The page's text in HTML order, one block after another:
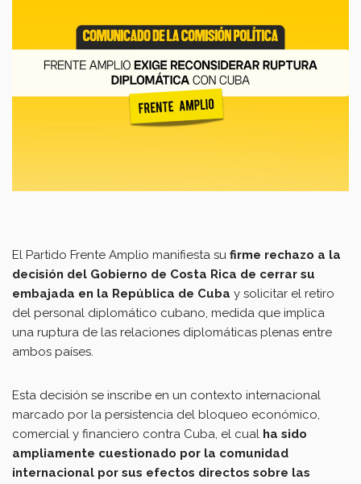
El Partido Frente Amplio manifiesta su firme rechazo a la
decisión del Gobierno de Costa Rica de cerrar su
embajada en la República de Cuba y solicitar el retiro
del personal diplomático cubano, medida que implica
una ruptura de las relaciones diplomáticas plenas entre
ambos países.
Esta decisión se inscribe en un contexto internacional
marcado por la persistencia del bloqueo económico,
comercial y financiero contra Cuba, el cual ha sido
ampliamente cuestionado por la comunidad
internacional por sus efectos directos sobre las